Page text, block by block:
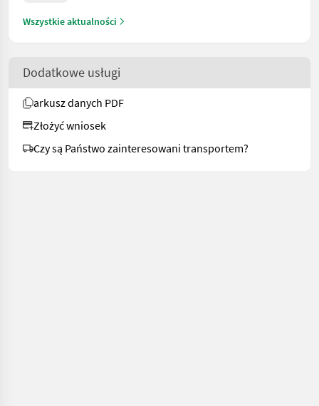
Wszystkie aktualności
Dodatkowe usługi
arkusz danych PDF
Złożyć wniosek
Czy są Państwo zainteresowani transportem?